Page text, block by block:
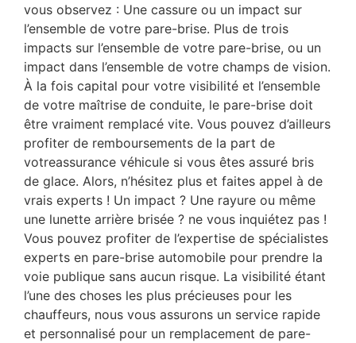
vous observez : Une cassure ou un impact sur
l’ensemble de votre pare-brise. Plus de trois
impacts sur l’ensemble de votre pare-brise, ou un
impact dans l’ensemble de votre champs de vision.
À la fois capital pour votre visibilité et l’ensemble
de votre maîtrise de conduite, le pare-brise doit
être vraiment remplacé vite. Vous pouvez d’ailleurs
profiter de remboursements de la part de
votreassurance véhicule si vous êtes assuré bris
de glace. Alors, n’hésitez plus et faites appel à de
vrais experts ! Un impact ? Une rayure ou même
une lunette arrière brisée ? ne vous inquiétez pas !
Vous pouvez profiter de l’expertise de spécialistes
experts en pare-brise automobile pour prendre la
voie publique sans aucun risque. La visibilité étant
l’une des choses les plus précieuses pour les
chauffeurs, nous vous assurons un service rapide
et personnalisé pour un remplacement de pare-